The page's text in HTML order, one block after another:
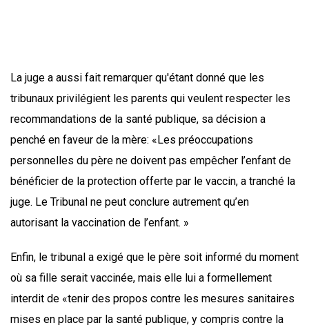
La juge a aussi fait remarquer qu'étant donné que les
tribunaux privilégient les parents qui veulent respecter les
recommandations de la santé publique, sa décision a
penché en faveur de la mère: «Les préoccupations
personnelles du père ne doivent pas empêcher l’enfant de
bénéficier de la protection offerte par le vaccin, a tranché la
juge. Le Tribunal ne peut conclure autrement qu’en
autorisant la vaccination de l’enfant. »
Enfin, le tribunal a exigé que le père soit informé du moment
où sa fille serait vaccinée, mais elle lui a formellement
interdit de «tenir des propos contre les mesures sanitaires
mises en place par la santé publique, y compris contre la